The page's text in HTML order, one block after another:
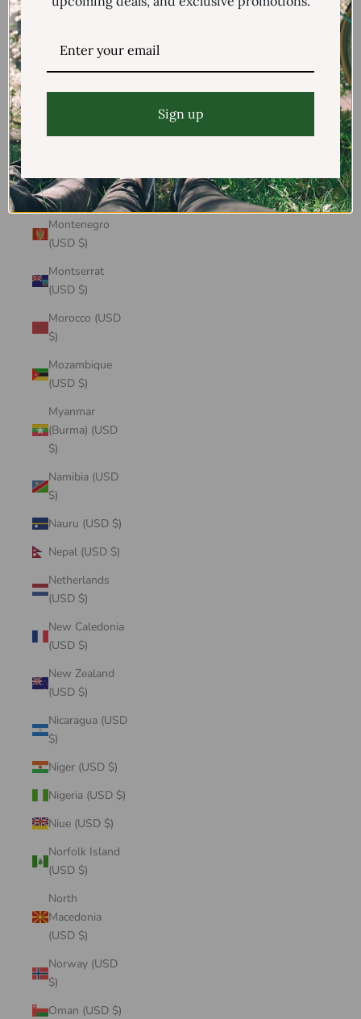
Mayotte (USD
Mexico (USD $)
Mongolia (USD
$)
Montenegro
(USD $)
Montserrat
(USD $)
Morocco (USD
$)
Mozambique
(USD $)
Myanmar
(Burma) (USD
$)
Namibia (USD
$)
Nauru (USD $)
Nepal (USD $)
Netherlands
(USD $)
New Caledonia
(USD $)
New Zealand
(USD $)
Nicaragua (USD
$)
Niger (USD $)
Nigeria (USD $)
Niue (USD $)
Norfolk Island
(USD $)
North
Macedonia
(USD $)
Norway (USD
$)
Oman (USD $)
Sign up